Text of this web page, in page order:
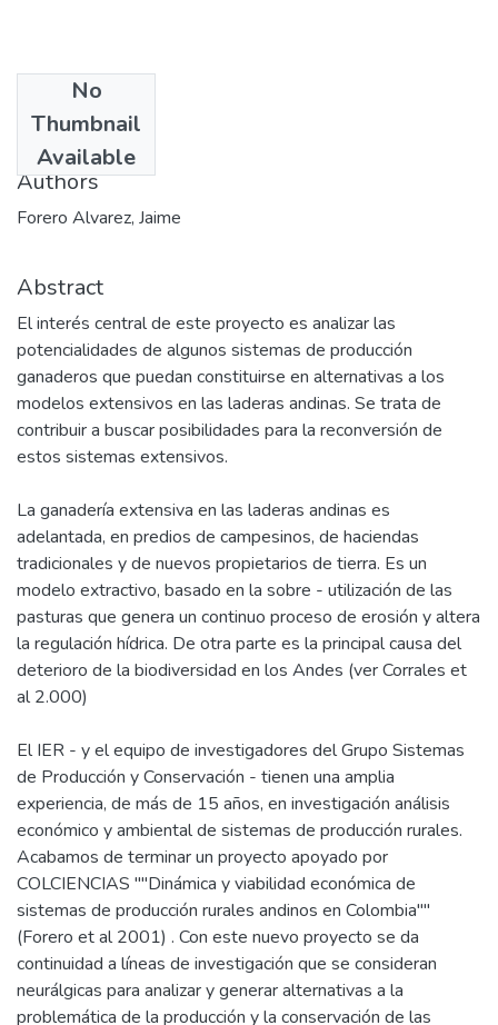
No
Thumbnail
Available
2004
Authors
Forero Alvarez, Jaime
Abstract
El interés central de este proyecto es analizar las
potencialidades de algunos sistemas de producción
ganaderos que puedan constituirse en alternativas a los
modelos extensivos en las laderas andinas. Se trata de
contribuir a buscar posibilidades para la reconversión de
estos sistemas extensivos.
La ganadería extensiva en las laderas andinas es
adelantada, en predios de campesinos, de haciendas
tradicionales y de nuevos propietarios de tierra. Es un
modelo extractivo, basado en la sobre - utilización de las
pasturas que genera un continuo proceso de erosión y altera
la regulación hídrica. De otra parte es la principal causa del
deterioro de la biodiversidad en los Andes (ver Corrales et
al 2.000)
El IER - y el equipo de investigadores del Grupo Sistemas
de Producción y Conservación - tienen una amplia
experiencia, de más de 15 años, en investigación análisis
económico y ambiental de sistemas de producción rurales.
Acabamos de terminar un proyecto apoyado por
COLCIENCIAS ""Dinámica y viabilidad económica de
sistemas de producción rurales andinos en Colombia""
(Forero et al 2001) . Con este nuevo proyecto se da
continuidad a líneas de investigación que se consideran
neurálgicas para analizar y generar alternativas a la
problemática de la producción y la conservación de las